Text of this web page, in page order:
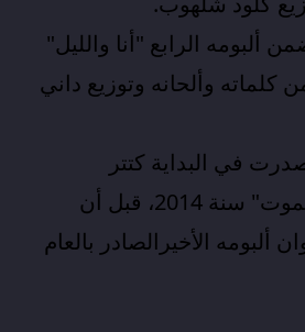
ألبومه الرابع "أنا والليل"
وهي من كلماته وألحانه وتوزيع داني
في البداية كتتر
لمسلسل "لعبة الموت" سنة 2014، قبل أن
ألبومه الأخيرالصادر بالعام